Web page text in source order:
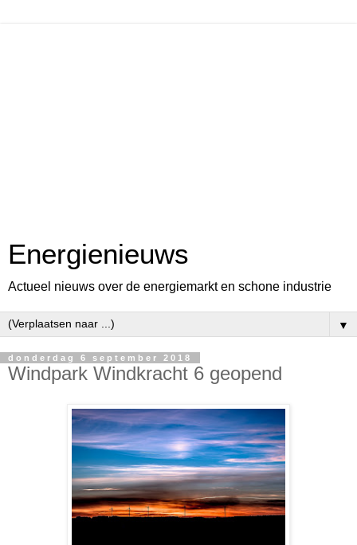
Energienieuws
Actueel nieuws over de energiemarkt en schone industrie
▼
donderdag 6 september 2018
Windpark Windkracht 6 geopend